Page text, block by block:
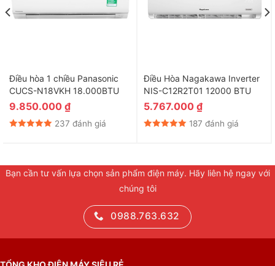
Điều hòa 1 chiều Panasonic
CUCS-N18VKH 18.000BTU
9.850.000 ₫
237 đánh giá
Điều Hòa Nagakawa Inverter
NIS-C12R2T01 12000 BTU
5.767.000 ₫
187 đánh giá
Bạn cần tư vấn lựa chọn sản phẩm điện máy. Hãy liên hệ ngay với
chúng tôi
0988.763.632